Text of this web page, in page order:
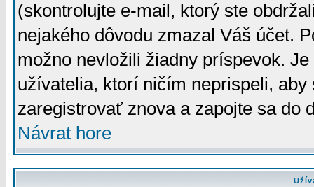
(skontrolujte e-mail, ktorý ste
nejakého dôvodu zmazal Váš účet.
možno nevložili žiadny príspevok.
užívatelia, ktorí ničím neprispeli,
zaregistrovať znova a zapojte sa do
Návrat hore